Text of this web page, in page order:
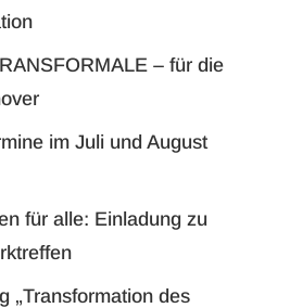
– für die
im Juli und August
für alle: Einladung zu
„Transformation des